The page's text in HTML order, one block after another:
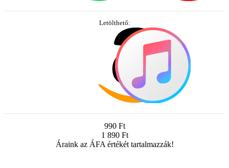
Letölthető:
990 Ft
1 890 Ft
Áraink az ÁFA értékét tartalmazzák!